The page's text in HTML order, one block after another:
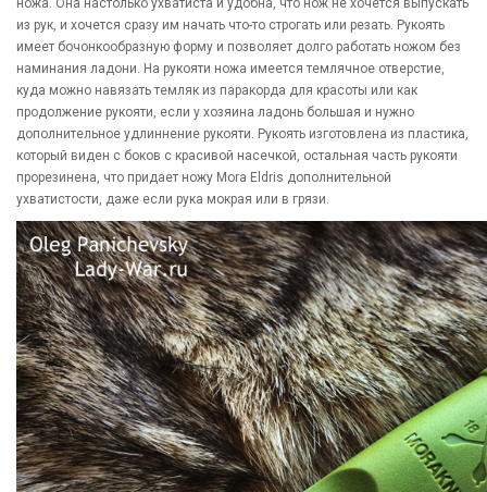
из рук, и хочется сразу им начать что-то строгать или резать. Рукоять
имеет бочонкообразную форму и позволяет долго работать ножом без
наминания ладони. На рукояти ножа имеется темлячное отверстие,
куда можно навязать темляк из паракорда для красоты или как
продолжение рукояти, если у хозяина ладонь большая и нужно
дополнительное удлиннение рукояти. Рукоять изготовлена из пластика,
который виден с боков с красивой насечкой, остальная часть рукояти
прорезинена, что придает ножу Mora Eldris дополнительной
ухватистости, даже если рука мокрая или в грязи.